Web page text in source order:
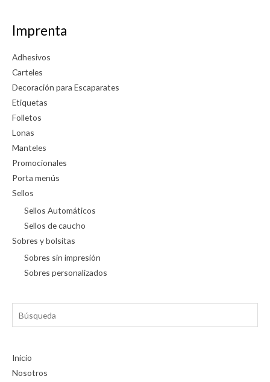
Imprenta
Adhesivos
Carteles
Decoración para Escaparates
Etiquetas
Folletos
Lonas
Manteles
Promocionales
Porta menús
Sellos
Sellos Automáticos
Sellos de caucho
Sobres y bolsitas
Sobres sin impresión
Sobres personalizados
Búsqueda
Inicio
Nosotros